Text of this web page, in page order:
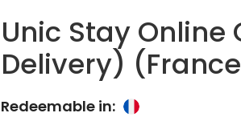
Unic Stay
Delivery)
Redeemable in: